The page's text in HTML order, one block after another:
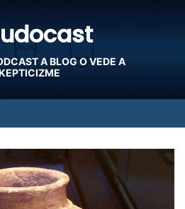
A BLOG O VEDE A